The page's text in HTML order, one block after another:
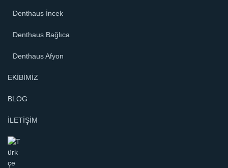
Denthaus İncek
Denthaus Bağlıca
Denthaus Afyon
EKİBİMİZ
BLOG
İLETİŞİM